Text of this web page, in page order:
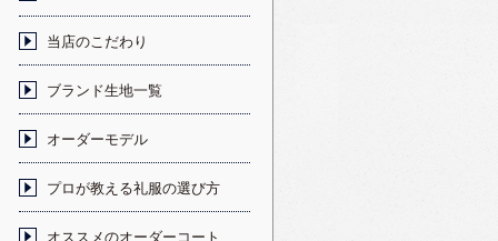
当店のこだわり
ブランド生地一覧
オーダーモデル
プロが教える礼服の選び方
オススメのオーダーコート